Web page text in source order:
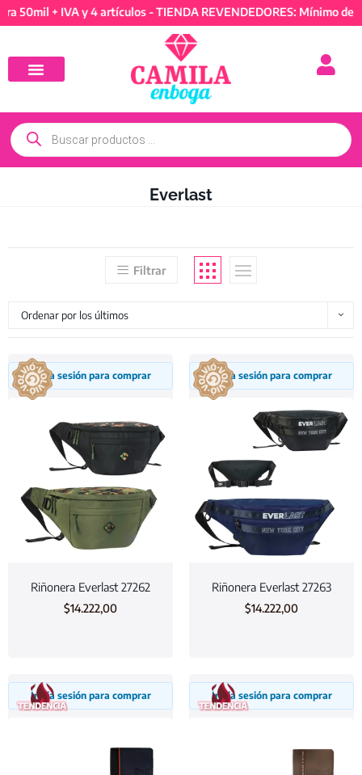
+ IVA y 4 artículos - TIENDA REVENDEDORES: Mínimo de
Everlast
Filtrar
Ordenar por los últimos
Inicia sesión para comprar
Riñonera Everlast 27262
$14.222,00
Inicia sesión para comprar
Riñonera Everlast 27263
$14.222,00
Inicia sesión para comprar Inicia sesión para comprar